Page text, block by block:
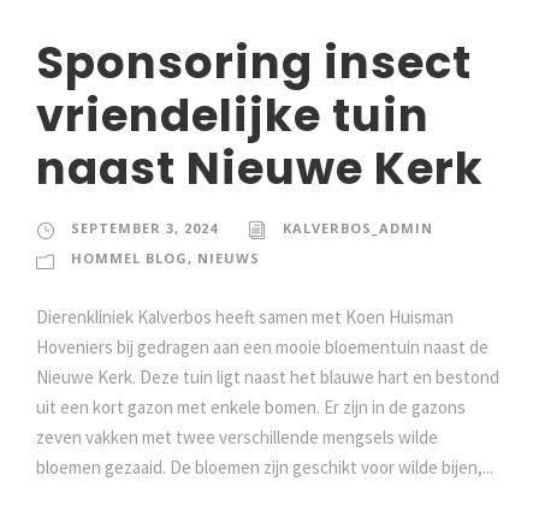
Sponsoring insect
vriendelijke tuin
naast Nieuwe Kerk
SEPTEMBER 3, 2024
KALVERBOS_ADMIN
HOMMEL BLOG, NIEUWS
Dierenkliniek Kalverbos heeft samen met Koen Huisman
Hoveniers bij gedragen aan een mooie bloementuin naast de
Nieuwe Kerk. Deze tuin ligt naast het blauwe hart en bestond
uit een kort gazon met enkele bomen. Er zijn in de gazons
zeven vakken met twee verschillende mengsels wilde
bloemen gezaaid. De bloemen zijn geschikt voor wilde bijen,...